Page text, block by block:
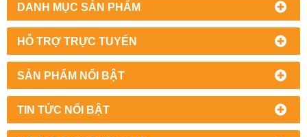
DANH MỤC SẢN PHẨM
HỖ TRỢ TRỰC TUYẾN
SẢN PHẨM NỔI BẬT
TIN TỨC NỔI BẬT